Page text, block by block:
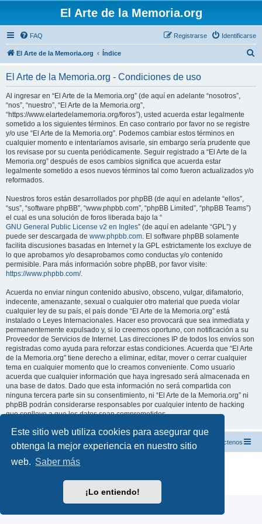
Este sitio web utiliza cookies para asegurar que
obtenga la mejor experiencia en nuestro sitio
web. Saber más
¡Lo entiendo!
El Arte de la Memoria.org
FAQ Identificarse
Registrarse
El Arte de la Memoria.org Índice
El Arte de la Memoria.org - Condiciones de uso
Al ingresar en “El Arte de la Memoria.org” (de aquí en adelante “nosotros”,
“nos”, “nuestro”, “El Arte de la Memoria.org”,
“https://www.elartedelamemoria.org/foros”), usted acuerda estar legalmente
sometido a los siguientes términos. En caso contrario por favor no se registre
y/o use “El Arte de la Memoria.org”. Podemos cambiar estos términos en
cualquier momento e intentaríamos avisarle, sin embargo sería prudente que
los revisase por su cuenta periódicamente. Seguir registrado a “El Arte de la
Memoria.org” después de esos cambios significa que acuerda estar
legalmente sometido a esos nuevos términos tal como fueron actualizados y/o
reformados.
Nuestros foros están desarrollados por phpBB (de aquí en adelante “ellos”,
“sus”, “software phpBB”, “www.phpbb.com”, “phpBB Limited”, “phpBB Teams”)
el cual es una solución de foros liberada bajo la “
GNU General Public License v2 en Ingles” (de aquí en adelante “GPL”) y
puede ser descargada de www.phpbb.com. El software phpBB solamente
facilita discusiones basadas en Internet y la GPL estrictamente los excluye de
lo que aprobamos y/o desaprobamos como conductas y/o contenido
permisible. Para más información sobre phpBB, por favor visite:
https://www.phpbb.com/.
Acuerda no enviar ningun contenido abusivo, obsceno, vulgar, difamatorio,
indecente, amenazante, sexual o cualquier otro material que pueda violar
cualquier ley de su país, el país donde “El Arte de la Memoria.org” está
instalado o Leyes Internacionales. Hacer eso provocará que sea inmediata y
permanentemente expulsado y, si lo creemos oportuno, con notificación a su
Proveedor de Servicios de Internet. Las direcciones IP de todos los envíos son
registradas como ayuda para reforzar estas condiciones. Acuerda que “El Arte
de la Memoria.org” tiene derecho a eliminar, editar, mover o cerrar cualquier
tema en cualquier momento que lo creamos conveniente. Como usuario
acuerda que cualquier información que haya ingresado será almacenada en
una base de datos. Dado que esta información no será compartida con
ninguna tercera parte sin su consentimiento, ni “El Arte de la Memoria.org” ni
phpBB podrán considerarse responsables por cualquier intento de hacking
que conlleve a que los datos sean comprometidos.
El Arte de la Memoria.org Índice Contáctenos
Desarrollado por
Condiciones